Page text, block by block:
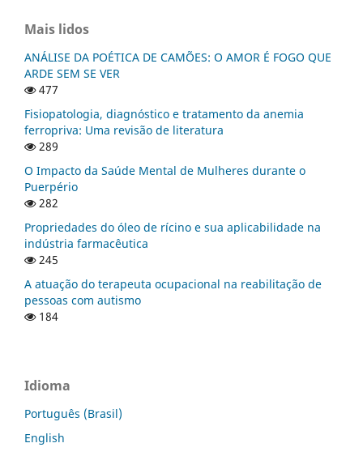
Mais lidos
ANÁLISE DA POÉTICA DE CAMÕES: O AMOR É FOGO QUE
ARDE SEM SE VER
477
Fisiopatologia, diagnóstico e tratamento da anemia
ferropriva: Uma revisão de literatura
289
O Impacto da Saúde Mental de Mulheres durante o
Puerpério
282
Propriedades do óleo de rícino e sua aplicabilidade na
indústria farmacêutica
245
A atuação do terapeuta ocupacional na reabilitação de
pessoas com autismo
184
Idioma
Português (Brasil)
English